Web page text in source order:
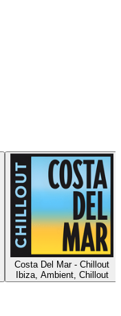
Costa Del Mar - Chillout
Ibiza, Ambient, Chillout